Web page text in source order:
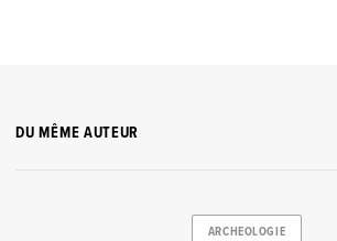
DU MÊME AUTEUR
ARCHEOLOGIE